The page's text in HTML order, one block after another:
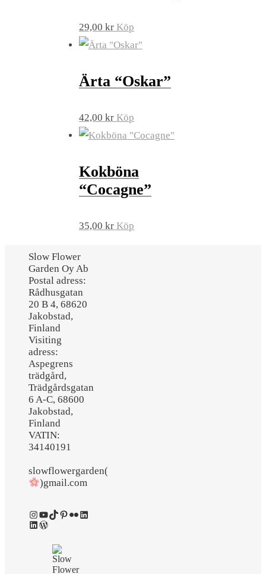
29,00 kr Köp
Ärta “Oskar”
42,00 kr Köp
Kokböna
“Cocagne”
35,00 kr Köp
Slow Flower
Garden Oy Ab
Postal adress:
Rådhusgatan
20 B 4, 68620
Jakobstad,
Finland
Visiting
adress:
Aspegrens
trädgård,
Trädgårdsgatan
6 A-C, 68600
Jakobstad,
Finland
VATIN:
34140191
slowflowergarden(
)gmail.com
Instagram
YouTube
TikTok
Pinterest
FlickrLinkedIn
LinkedIn
WordPress